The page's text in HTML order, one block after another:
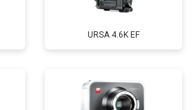
URSA 4.6K EF